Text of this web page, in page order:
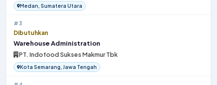
Medan, Sumatera Utara
#3
Dibutuhkan
Warehouse Administration
PT. Indofood Sukses Makmur Tbk
Kota Semarang, Jawa Tengah